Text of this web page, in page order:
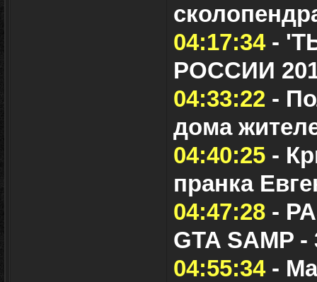
04:17:34-
РОССИИ
04:33:22 -
дома
04:40:25 -
пранка
04:47:28 -
GTA SAMP
04:55:34-